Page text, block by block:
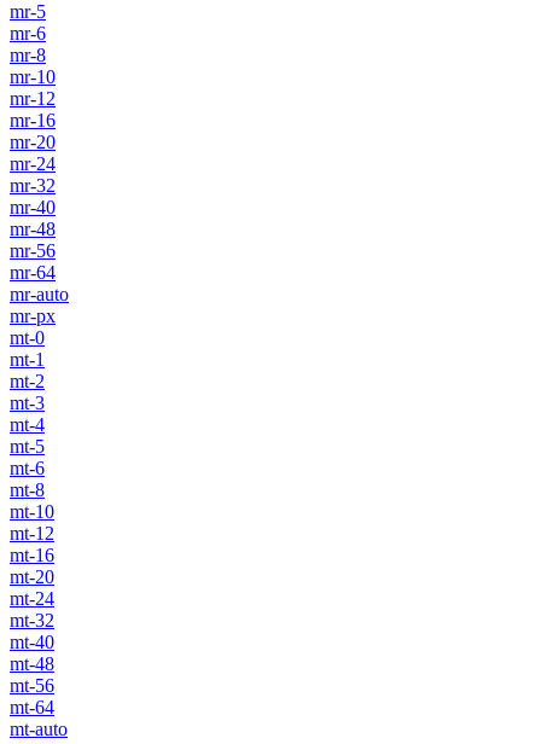
mr-5
mr-6
mr-8
mr-10
mr-12
mr-16
mr-20
mr-24
mr-32
mr-40
mr-48
mr-56
mr-64
mr-auto
mr-px
mt-0
mt-1
mt-2
mt-3
mt-4
mt-5
mt-6
mt-8
mt-10
mt-12
mt-16
mt-20
mt-24
mt-32
mt-40
mt-48
mt-56
mt-64
mt-auto